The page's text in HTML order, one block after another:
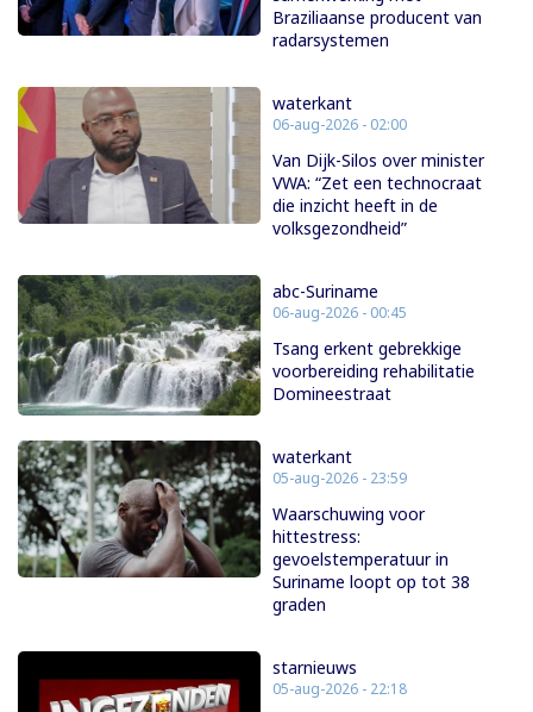
Braziliaanse producent van
radarsystemen
waterkant
06-aug-2026 - 02:00
Van Dijk-Silos over minister
VWA: “Zet een technocraat
die inzicht heeft in de
volksgezondheid”
abc-Suriname
06-aug-2026 - 00:45
Tsang erkent gebrekkige
voorbereiding rehabilitatie
Domineestraat
waterkant
05-aug-2026 - 23:59
Waarschuwing voor
hittestress:
gevoelstemperatuur in
Suriname loopt op tot 38
graden
starnieuws
05-aug-2026 - 22:18